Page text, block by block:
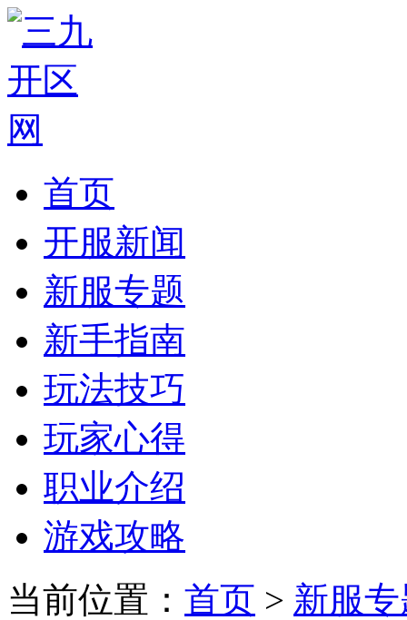
首页
开服新闻
新服专题
新手指南
玩法技巧
玩家心得
职业介绍
游戏攻略
当前位置： 首页 > 新服